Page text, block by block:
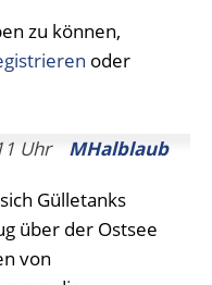
zu können,
oder
Uhr MHalblaub
Gülletanks
über der Ostsee
von